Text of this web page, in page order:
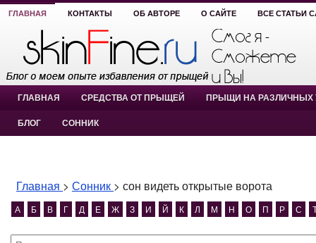
ГЛАВНАЯ КОНТАКТЫ ОБ АВТОРЕ О САЙТЕ ВСЕ СТАТЬИ
ГЛАВНАЯ СРЕДСТВА ОТ ПРЫЩЕЙ ПРЫЩИ НА РАЗЛИЧНЫХ
БЛОГ СОННИК
Главная > Сонник > сон видеть открытые ворота
А Б В Г Д Е Ж З И Й К Л М Н О П Р С